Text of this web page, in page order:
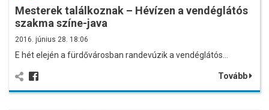
Mesterek találkoznak – Hévízen a vendéglátós
szakma színe-java
2016. június 28. 18:06
E hét elején a fürdővárosban randevúzik a vendéglátós…
Tovább